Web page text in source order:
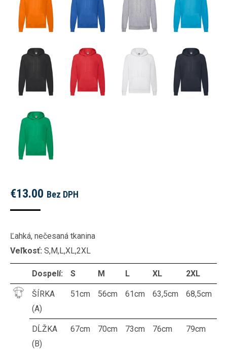
€13.00 Bez DPH
Ľahká, nečesaná tkanina
Veľkosť: S,M,L,XL,2XL
Dospelí: S M L XL 2XL
ŠÍRKA
(A)
51cm 56cm 61cm 63,5cm 68,5cm
DĹŽKA
(B)
67cm 70cm 73cm 76cm 79cm